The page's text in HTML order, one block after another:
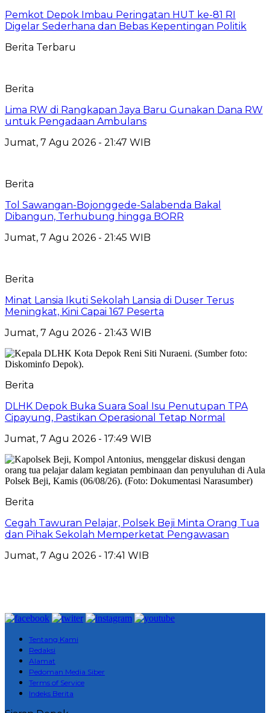
Pemkot Depok Imbau Peringatan HUT ke-81 RI
Digelar Sederhana dan Bebas Kepentingan Politik
Berita Terbaru
Berita
Lima RW di Rangkapan Jaya Baru Gunakan Dana RW
untuk Pengadaan Ambulans
Jumat, 7 Agu 2026 - 21:47 WIB
Berita
Tol Sawangan-Bojonggede-Salabenda Bakal
Dibangun, Terhubung hingga BORR
Jumat, 7 Agu 2026 - 21:45 WIB
Berita
Minat Lansia Ikuti Sekolah Lansia di Duser Terus
Meningkat, Kini Capai 167 Peserta
Jumat, 7 Agu 2026 - 21:43 WIB
Berita
DLHK Depok Buka Suara Soal Isu Penutupan TPA
Cipayung, Pastikan Operasional Tetap Normal
Jumat, 7 Agu 2026 - 17:49 WIB
Berita
Cegah Tawuran Pelajar, Polsek Beji Minta Orang Tua
dan Pihak Sekolah Memperketat Pengawasan
Jumat, 7 Agu 2026 - 17:41 WIB
Tentang Kami
Redaksi
Alamat
Pedoman Media Siber
Terms of Service
Indeks Berita